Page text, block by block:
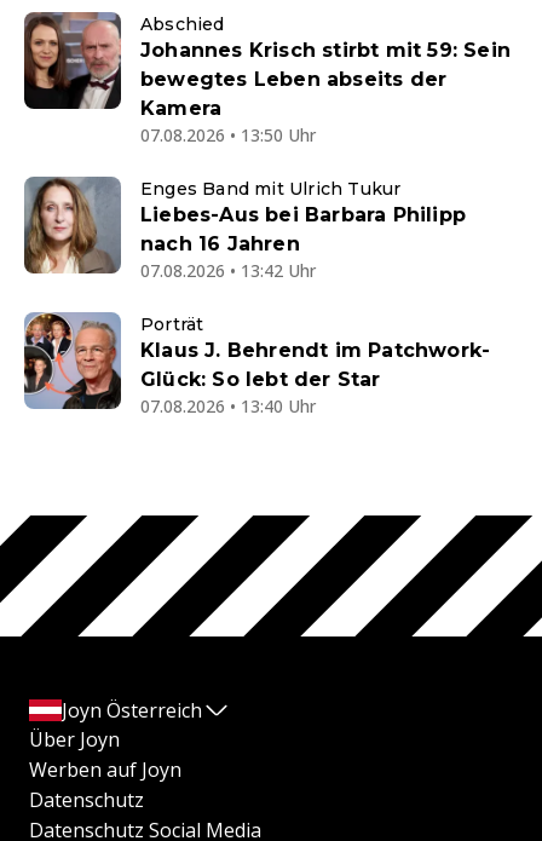
Abschied
Johannes Krisch stirbt mit 59: Sein
bewegtes Leben abseits der
Kamera
07.08.2026 • 13:50 Uhr
Enges Band mit Ulrich Tukur
Liebes-Aus bei Barbara Philipp
nach 16 Jahren
07.08.2026 • 13:42 Uhr
Porträt
Klaus J. Behrendt im Patchwork-
Glück: So lebt der Star
07.08.2026 • 13:40 Uhr
Joyn Österreich
Über Joyn
Werben auf Joyn
Datenschutz
Datenschutz Social Media